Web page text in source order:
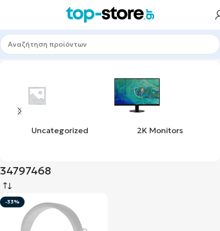
Αρχική σελίδα Προϊόν upc 34797468
Uncategorized 2K Monitors
34797468
-33%